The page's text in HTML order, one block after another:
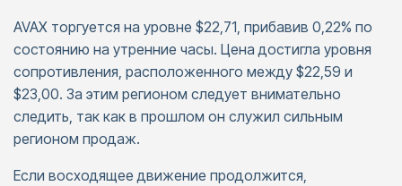
AVAX торгуется на уровне $22,71, прибавив 0,22% по
состоянию на утренние часы. Цена достигла уровня
сопротивления, расположенного между $22,59 и
$23,00. За этим регионом следует внимательно
следить, так как в прошлом он служил сильным
регионом продаж.
Если восходящее движение продолжится,